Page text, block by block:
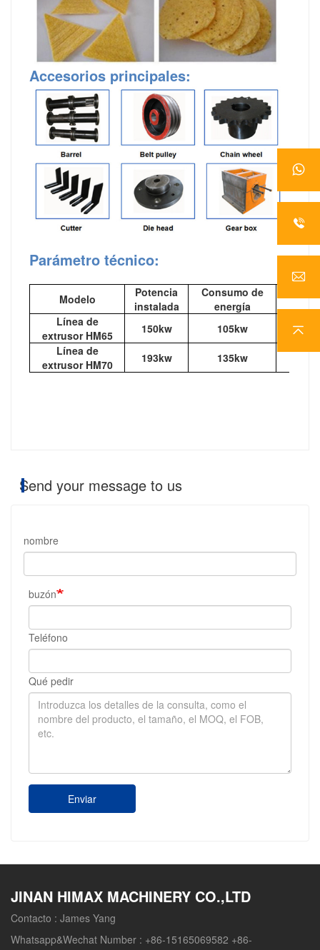
Accesorios principales:
Parámetro técnico:
Modelo
Potencia
instalada
Consumo de
energía
Línea de
extrusor HM65
150kw 105kw
120-
Línea de
extrusor HM70
193kw 135kw
Send your message to us
nombre
buzón
Teléfono
Qué pedir
Enviar
JINAN HIMAX MACHINERY CO.,LTD
Contacto : James Yang
Whatsapp&Wechat Number : +86-15165069582 +86-